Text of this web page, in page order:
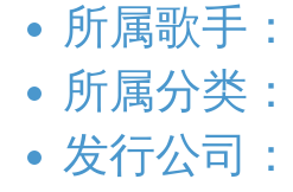
所属歌手：
所属分类：
发行公司：